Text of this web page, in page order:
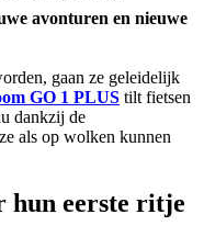
avonturen en nieuwe
gaan ze geleidelijk
GO 1 PLUS tilt fietsen
dankzij de
als op wolken kunnen
hun eerste ritje